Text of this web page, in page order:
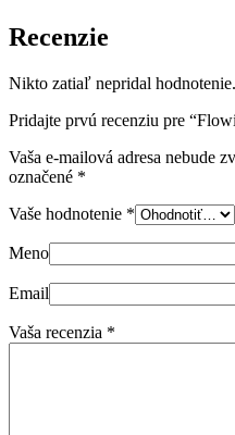
Recenzie
Nikto zatiaľ nepridal hodnotenie.
Pridajte prvú recenziu pre
Vaša e-mailová adresa nebude
označené *
Vaše hodnotenie *
Meno
Email
Vaša recenzia *